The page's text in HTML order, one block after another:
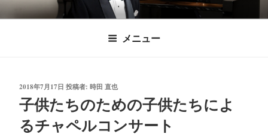
コ
時田直也 声楽
歌うことは希望を語ること、生きることは喜
びも悲しみもわかちあうことかけがえのない
メニュー
投
稿
日:
2018年7月17日 投稿者: 時田 直也
子供たちのための子供たちによ
るチャペルコンサート